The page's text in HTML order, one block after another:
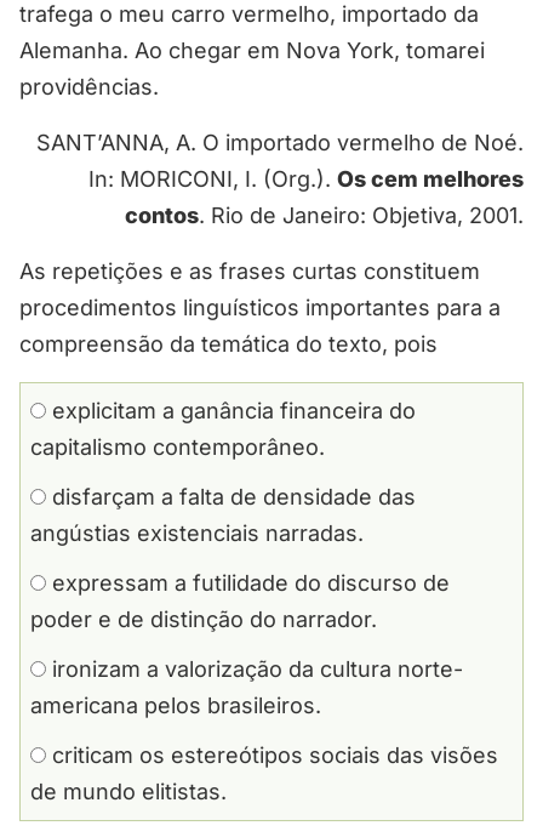
trafega o meu carro vermelho, importado da
Alemanha. Ao chegar em Nova York, tomarei
providências.
SANT’ANNA, A. O importado vermelho de Noé.
In: MORICONI, I. (Org.). Os cem melhores
contos. Rio de Janeiro: Objetiva, 2001.
As repetições e as frases curtas constituem
procedimentos linguísticos importantes para a
compreensão da temática do texto, pois
explicitam a ganância financeira do
capitalismo contemporâneo.
disfarçam a falta de densidade das
angústias existenciais narradas.
expressam a futilidade do discurso de
poder e de distinção do narrador.
ironizam a valorização da cultura norte-
americana pelos brasileiros.
criticam os estereótipos sociais das visões
de mundo elitistas.